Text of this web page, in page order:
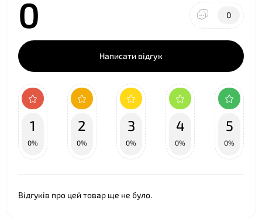
0 0
Написати відгук
1
0%
2
0%
3
0%
4
0%
5
0%
Відгуків про цей товар ще не було.